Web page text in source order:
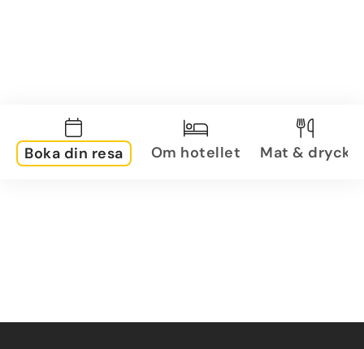
Boka din resa Om hotellet Mat & dryck